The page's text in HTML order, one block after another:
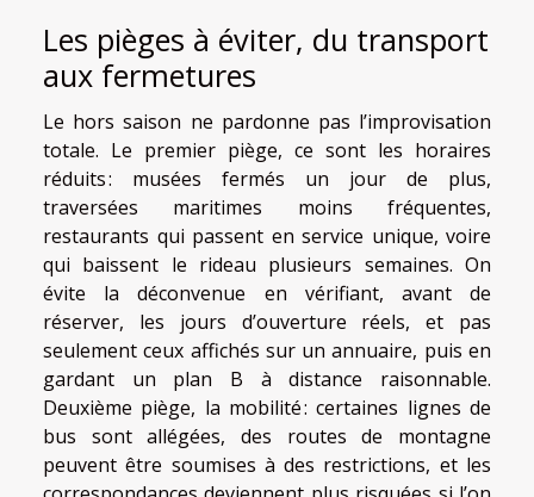
Les pièges à éviter, du transport
aux fermetures
Le hors saison ne pardonne pas l’improvisation
totale. Le premier piège, ce sont les horaires
réduits : musées fermés un jour de plus,
traversées maritimes moins fréquentes,
restaurants qui passent en service unique, voire
qui baissent le rideau plusieurs semaines. On
évite la déconvenue en vérifiant, avant de
réserver, les jours d’ouverture réels, et pas
seulement ceux affichés sur un annuaire, puis en
gardant un plan B à distance raisonnable.
Deuxième piège, la mobilité : certaines lignes de
bus sont allégées, des routes de montagne
peuvent être soumises à des restrictions, et les